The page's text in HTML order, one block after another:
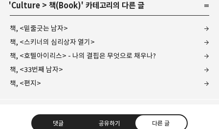
'Culture > 책(Book)' 카테고리의 다른 글
책, <밑줄긋는 남자>
책, <스키너의 심리상자 열기>
책, <호텔아이리스> - 나의 결핍은 무엇으로 채우나?
책, <33번째 남자>
책, <편지>
댓글 공유하기 다른 글